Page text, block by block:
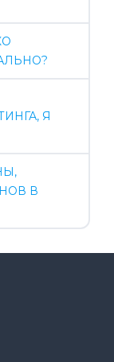
Я
В